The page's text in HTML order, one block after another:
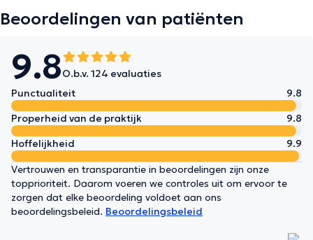
Beoordelingen van patiënten
9.8O.b.v. 124 evaluaties
Punctualiteit
9.8
Properheid van de praktijk
9.8
Hoffelijkheid
9.9
Vertrouwen en transparantie in beoordelingen zijn onze
topprioriteit. Daarom voeren we controles uit om ervoor te
zorgen dat elke beoordeling voldoet aan ons
beoordelingsbeleid. Beoordelingsbeleid